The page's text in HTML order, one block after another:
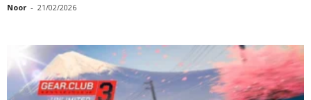
Noor - 21/02/2026